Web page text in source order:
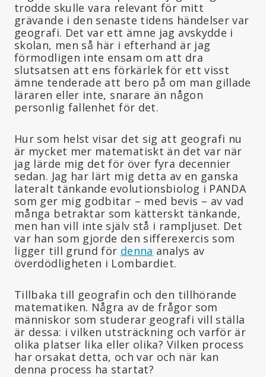
trodde skulle vara relevant för mitt
grävande i den senaste tidens händelser var
geografi. Det var ett ämne jag avskydde i
skolan, men så här i efterhand är jag
förmodligen inte ensam om att dra
slutsatsen att ens förkärlek för ett visst
ämne tenderade att bero på om man gillade
läraren eller inte, snarare än någon
personlig fallenhet för det.
Hur som helst visar det sig att geografi nu
är mycket mer matematiskt än det var när
jag lärde mig det för över fyra decennier
sedan. Jag har lärt mig detta av en ganska
lateralt tänkande evolutionsbiolog i PANDA
som ger mig godbitar – med bevis – av vad
många betraktar som kätterskt tänkande,
men han vill inte själv stå i rampljuset. Det
var han som gjorde den sifferexercis som
ligger till grund för denna analys av
överdödligheten i Lombardiet.
Tillbaka till geografin och den tillhörande
matematiken. Några av de frågor som
människor som studerar geografi vill ställa
är dessa: i vilken utsträckning och varför är
olika platser lika eller olika? Vilken process
har orsakat detta, och var och när kan
denna process ha startat?